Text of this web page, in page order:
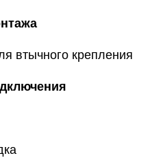
втычного крепления